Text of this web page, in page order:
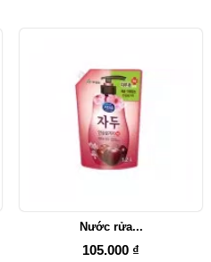
Nước rửa...
105.000 ₫